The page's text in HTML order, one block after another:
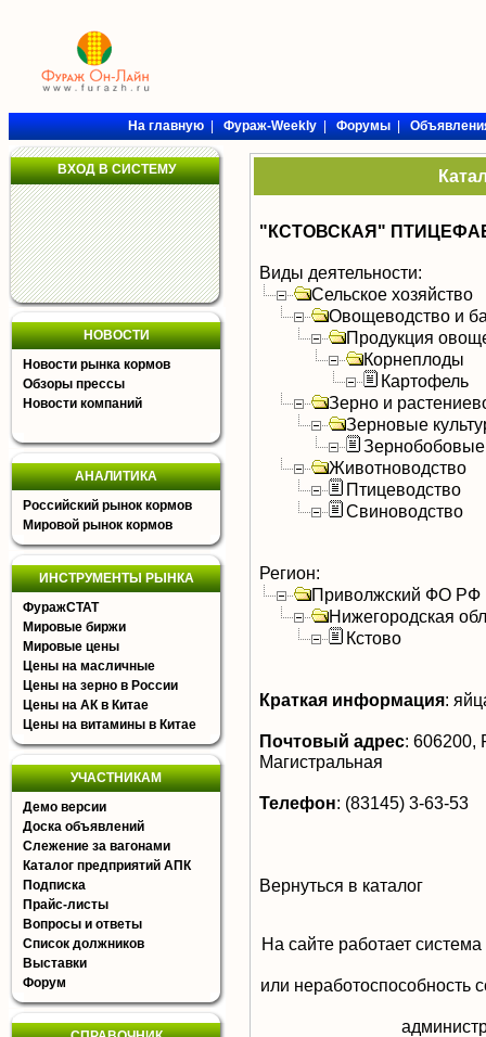
На главную|Фураж-Weekly|Форумы|
ВХОД В СИСТЕМУ
НОВОСТИ
Новости рынка кормов
Обзоры прессы
Новости компаний
АНАЛИТИКА
Российский рынок кормов
Мировой рынок кормов
ИНСТРУМЕНТЫ РЫНКА
ФуражСТАТ
Мировые биржи
Мировые цены
Цены на масличные
Цены на зерно в России
Цены на АК в Китае
Цены на витамины в Китае
УЧАСТНИКАМ
Демо версии
Доска объявлений
Слежение за вагонами
Каталог предприятий АПК
Подписка
Прайс-листы
Вопросы и ответы
Список должников
Выставки
Форум
"КСТОВСКАЯ"
Виды деятельности:
Сельское хозяйство
Овощеводство и
Продукция
Корнеплоды
Картофель
Зерно и
Зерновые
Зернобобовые
Животноводство
Птицеводство
Свиноводство
Регион:
Приволжский ФО РФ
Нижегородская
Кстово
Краткая информация:
Почтовый адрес: 606200,
Магистральная
Телефон: (83145) 3-63-53
Вернуться в каталог
На сайте работает
или неработоспособность